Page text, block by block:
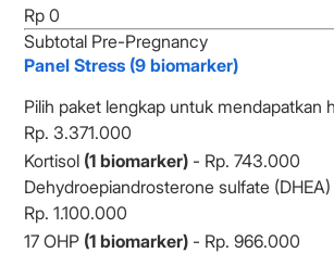
Subtotal Pre-Pregnancy
Panel Stress (9 biomarker)
Pilih paket lengkap untuk mendapatkan
Rp. 3.371.000
Kortisol (1 biomarker) - Rp. 743.000
Dehydroepiandrosterone sulfate (DHEA)
Rp. 1.100.000
17 OHP (1 biomarker) - Rp. 966.000